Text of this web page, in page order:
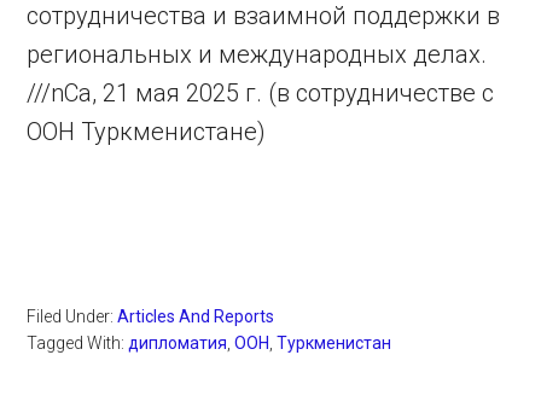
сотрудничества и взаимной поддержки в
региональных и международных делах.
///nCa, 21 мая 2025 г. (в сотрудничестве с
ООН Туркменистане)
Filed Under:Articles And Reports
Tagged With:дипломатия,ООН,Туркменистан